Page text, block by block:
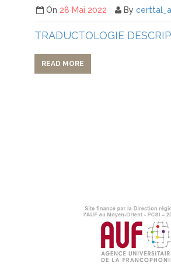
On 28 Mai 2022 By
TRADUCTOLOGIE
READ MORE